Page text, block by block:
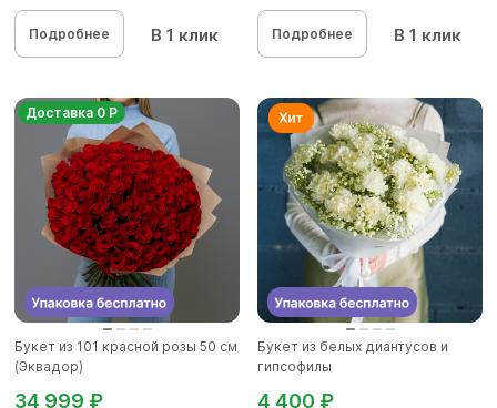
Подробнее В 1 клик Подробнее В 1 клик
Доставка 0 Р
Букет из 101 красной розы 50 см
(Эквадор)
34 999 ₽
Букет из белых диантусов и
гипсофилы
4 400 ₽